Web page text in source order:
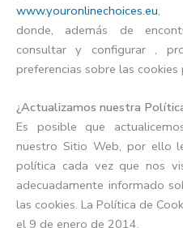
www.youronlinechoices.eu
donde, además de
consultar y configurar ,
preferencias sobre las
¿Actualizamos nuestra
Es posible que
nuestro Sitio Web, por ello
política cada vez que nos
adecuadamente informado
las cookies. La Política de
el 9 de enero de 2014.